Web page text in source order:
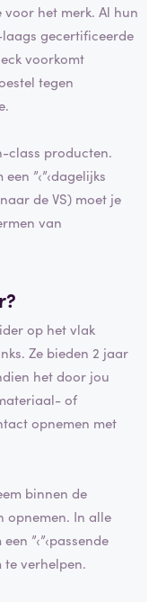
het merk. Al hun
gecertificeerde
voorkomt
tegen
class producten.
”‹”‹dagelijks
de VS) moet je
van
op het vlak
Ze bieden 2 jaar
het door jou
of
opnemen met
binnen de
opnemen. In alle
”‹”‹passende
verhelpen.